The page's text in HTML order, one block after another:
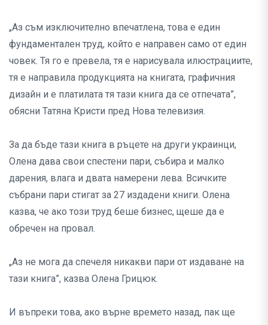
„Аз съм изключително впечатлена, това е един
фундаментален труд, който е направен само от един
човек. Тя го е превела, тя е нарисувала илюстрациите,
тя е направила продукцията на книгата, графичния
дизайн и е платилата тя тази книга да се отпечата”,
обясни Татяна Кристи пред Нова телевизия.
За да бъде тази книга в ръцете на други украинци,
Олена дава свои спестени пари, събира и малко
дарения, влага и двата намерени лева. Всичките
събрани пари стигат за 27 издадени книги. Олена
казва, че ако този труд беше бизнес, щеше да е
обречен на провал.
„Аз не мога да спечеля никакви пари от издаване на
тази книга”, казва Олена Грицюк.
И въпреки това, ако върне времето назад, пак ще